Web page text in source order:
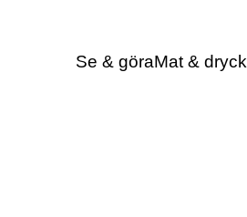
Se & göraMat & dryck